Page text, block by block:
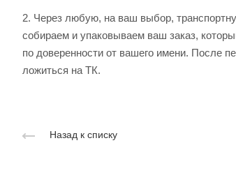
2. Через любую, на ваш выбор,
собираем и упаковываем ваш заказ,
по доверенности от вашего имени. После
ложиться на ТК.
Назад к списку